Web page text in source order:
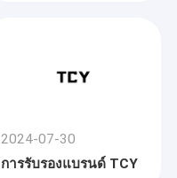
2024-07-30
การรับรองแบรนด์ TCY